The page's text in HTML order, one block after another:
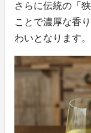
さらに伝統の「
ことで濃厚な香
わいとなります。